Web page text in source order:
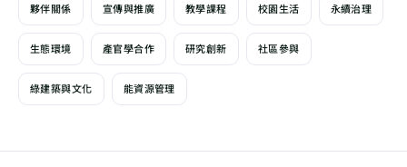
夥伴關係 宣傳與推廣 教學課程 校園生活 永續治理
生態環境 產官學合作 研究創新 社區參與
綠建築與文化 能資源管理